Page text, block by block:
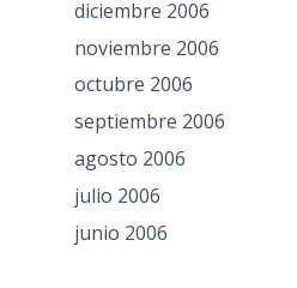
diciembre 2006
noviembre 2006
octubre 2006
septiembre 2006
agosto 2006
julio 2006
junio 2006